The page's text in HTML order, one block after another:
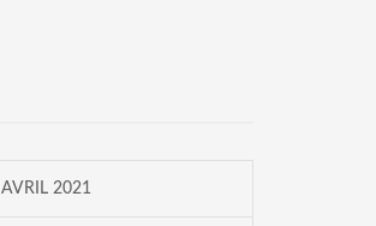
AVRIL 2021